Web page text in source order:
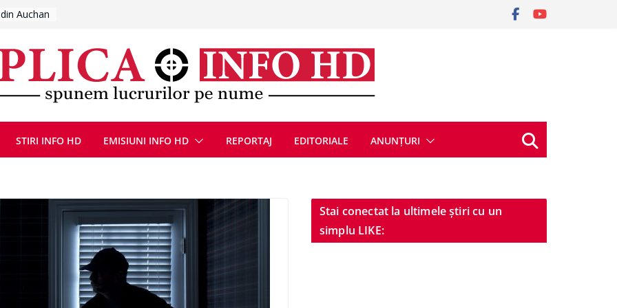
de
august
Uricani.
din
STIRI INFO HD EMISIUNI INFO HD REPORTAJ EDITORIALE ANUNȚURI
Stai conectat la ultimele știri cu un
simplu LIKE: